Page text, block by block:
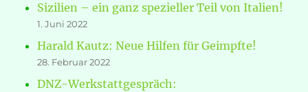
Sizilien – ein ganz spezieller Teil von Italien!
1. Juni 2022
Harald Kautz: Neue Hilfen für Geimpfte!
28. Februar 2022
DNZ-Werkstattgespräch: